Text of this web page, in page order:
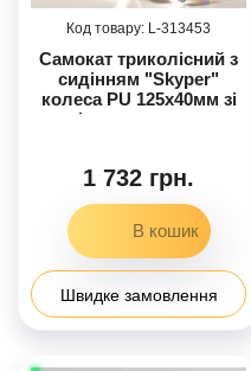
313453
Самокат триколісний з
сидінням "Skyper"
колеса PU 125х40мм зі
світлом, музика та
складане EF-3466-46
1 732 грн.
Швидке замовлення